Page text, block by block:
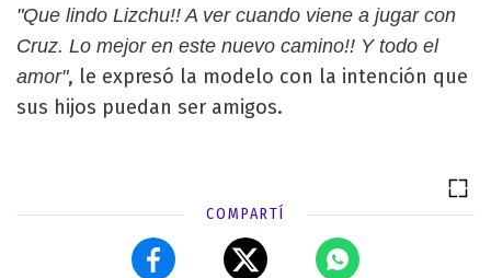
"Que lindo Lizchu!! A ver cuando viene a jugar con
Cruz. Lo mejor en este nuevo camino!! Y todo el
amor", le expresó la modelo con la intención que
sus hijos puedan ser amigos.
COMPARTÍ